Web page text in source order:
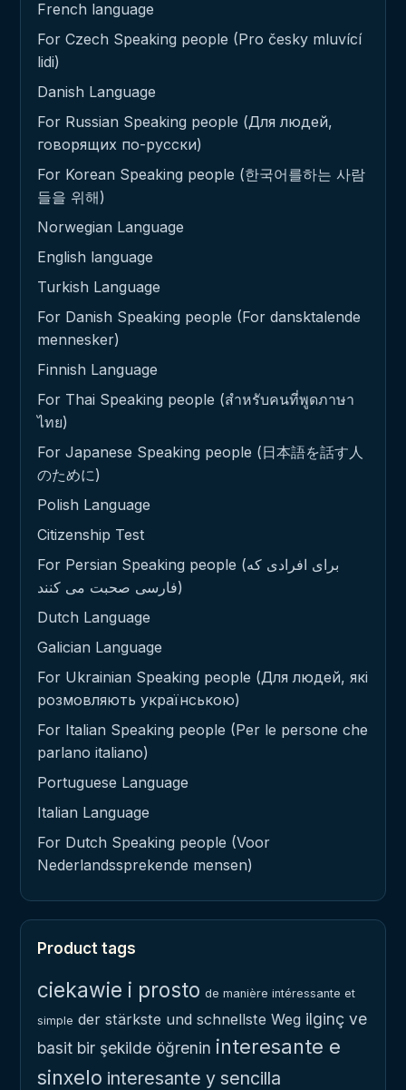
French language
For Czech Speaking people (Pro česky mluvící
lidi)
Danish Language
For Russian Speaking people (Для людей,
говорящих по-русски)
For Korean Speaking people (한국어를하는 사람
들을 위해)
Norwegian Language
English language
Turkish Language
For Danish Speaking people (For dansktalende
mennesker)
Finnish Language
For Thai Speaking people (สำหรับคนที่พูดภาษา
ไทย)
For Japanese Speaking people (日本語を話す人
のために)
Polish Language
Citizenship Test
For Persian Speaking people (برای افرادی که
فارسی صحبت می کنند)
Dutch Language
Galician Language
For Ukrainian Speaking people (Для людей, які
розмовляють українською)
For Italian Speaking people (Per le persone che
parlano italiano)
Portuguese Language
Italian Language
For Dutch Speaking people (Voor
Nederlandssprekende mensen)
Product tags
ciekawie i prosto de manière intéressante et
simple der stärkste und schnellste Weg ilginç ve
basit bir şekilde öğrenin interesante e
sinxelo interesante y sencilla